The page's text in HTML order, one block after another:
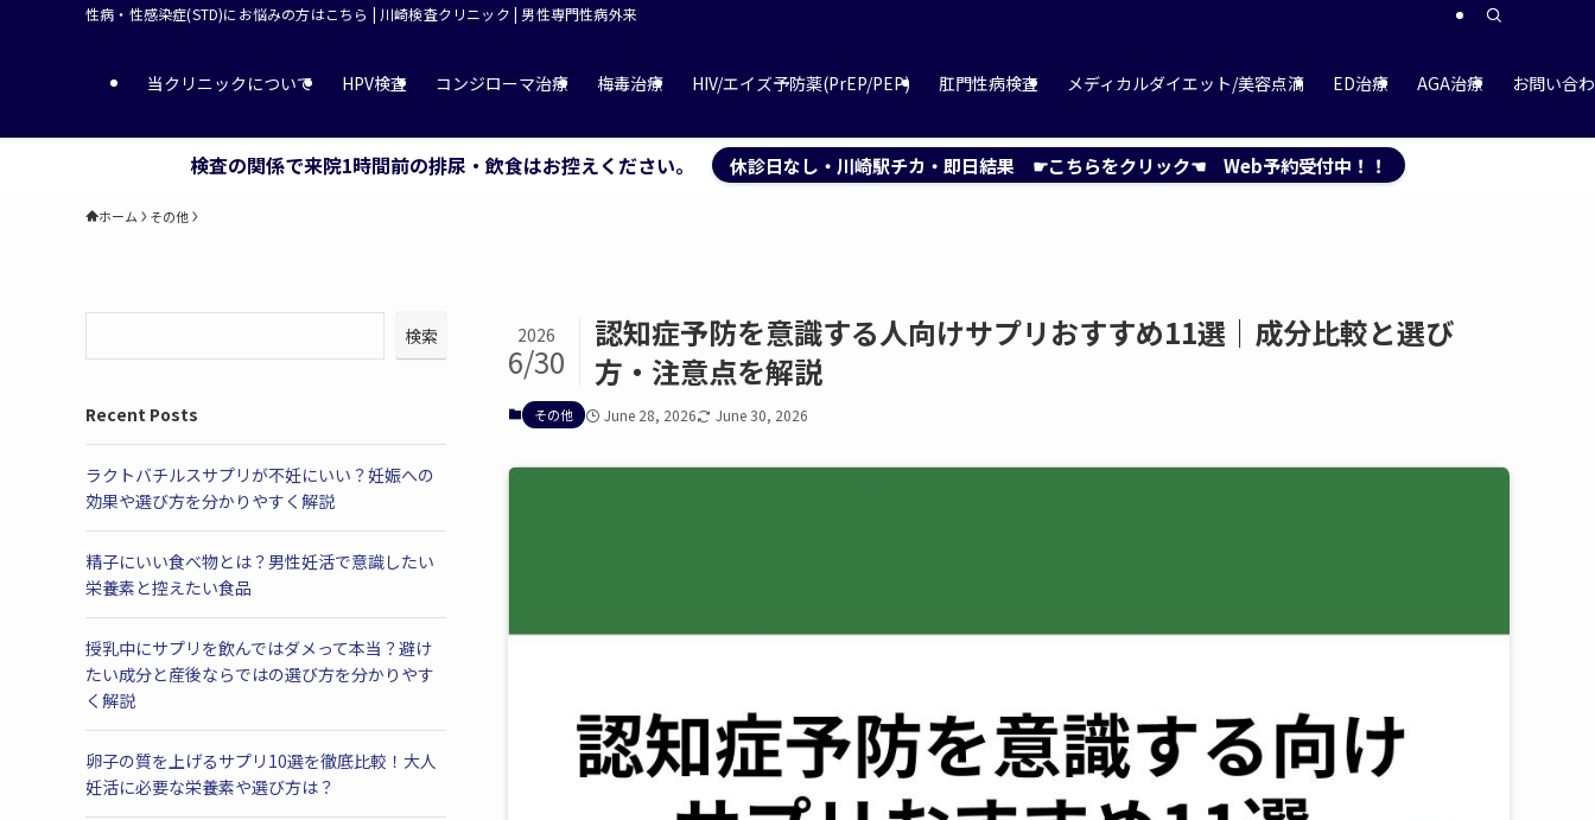
性病・性感染症(STD)にお悩みの方はこちら | 川崎検査クリニック | 男性専門性病外来
当クリニックについて HPV検査 コンジローマ治療 梅毒治療 HIV/エイズ予防薬(PrEP/PEP) 肛門性病検査 メディカルダイエット/美容点滴 ED治療 AGA治療 お問い合
検査の関係で来院1時間前の排尿・飲食はお控えください。 休診日なし・川崎駅チカ・即日結果 ☛こちらをクリック☚ Web予約受付中！！
ホーム その他
認知症予防を意識する人向けサプリおすすめ11選｜成分比較と選び
方・注意点を解説
2026
6/30
その他 June 28, 2026 June 30, 2026
検索
Recent Posts
ラクトバチルスサプリが不妊にいい？妊娠への
効果や選び方を分かりやすく解説
精子にいい食べ物とは？男性妊活で意識したい
栄養素と控えたい食品
授乳中にサプリを飲んではダメって本当？避け
たい成分と産後ならではの選び方を分かりやす
く解説
卵子の質を上げるサプリ10選を徹底比較！大人
妊活に必要な栄養素や選び方は？